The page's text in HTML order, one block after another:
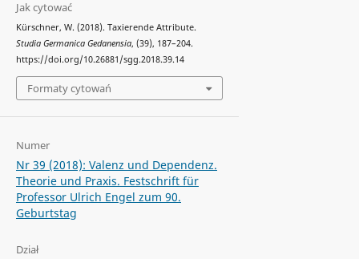
Jak cytować
Kürschner, W. (2018). Taxierende Attribute.
Studia Germanica Gedanensia, (39), 187–204.
https://doi.org/10.26881/sgg.2018.39.14
Formaty cytowań
Numer
Nr 39 (2018): Valenz und Dependenz.
Theorie und Praxis. Festschrift für
Professor Ulrich Engel zum 90.
Geburtstag
Dział